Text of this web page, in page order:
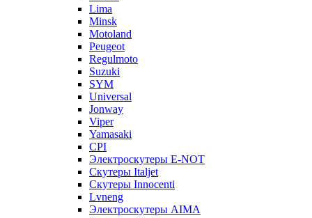
Lima
Minsk
Motoland
Peugeot
Regulmoto
Suzuki
SYM
Universal
Jonway
Viper
Yamasaki
CPI
Электроскутеры E-NOT
Скутеры Italjet
Скутеры Innocenti
Lvneng
Электроскутеры AIMA